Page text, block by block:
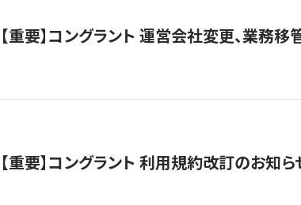
【重要】コングラント 運営会社変更、業務移
【重要】コングラント 利用規約改訂のお知ら